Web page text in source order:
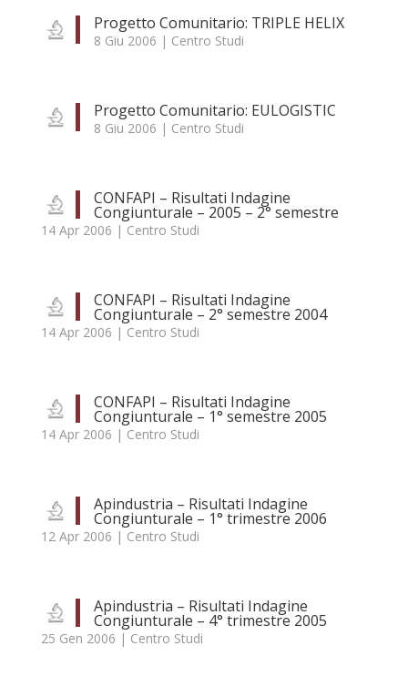
Progetto Comunitario: TRIPLE HELIX
8 Giu 2006 | Centro Studi
Progetto Comunitario: EULOGISTIC
8 Giu 2006 | Centro Studi
CONFAPI – Risultati Indagine
Congiunturale – 2005 – 2° semestre
14 Apr 2006 | Centro Studi
CONFAPI – Risultati Indagine
Congiunturale – 2° semestre 2004
14 Apr 2006 | Centro Studi
CONFAPI – Risultati Indagine
Congiunturale – 1° semestre 2005
14 Apr 2006 | Centro Studi
Apindustria – Risultati Indagine
Congiunturale – 1° trimestre 2006
12 Apr 2006 | Centro Studi
Apindustria – Risultati Indagine
Congiunturale – 4° trimestre 2005
25 Gen 2006 | Centro Studi